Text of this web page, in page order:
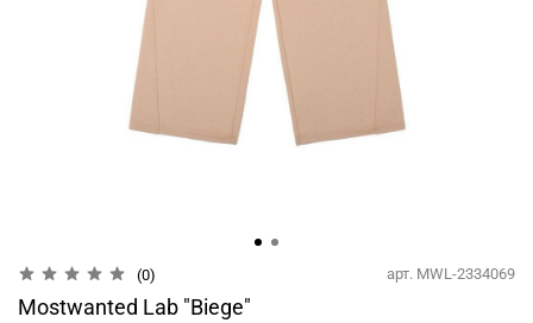
(0) арт. MWL-2334069
Mostwanted Lab "Biege"